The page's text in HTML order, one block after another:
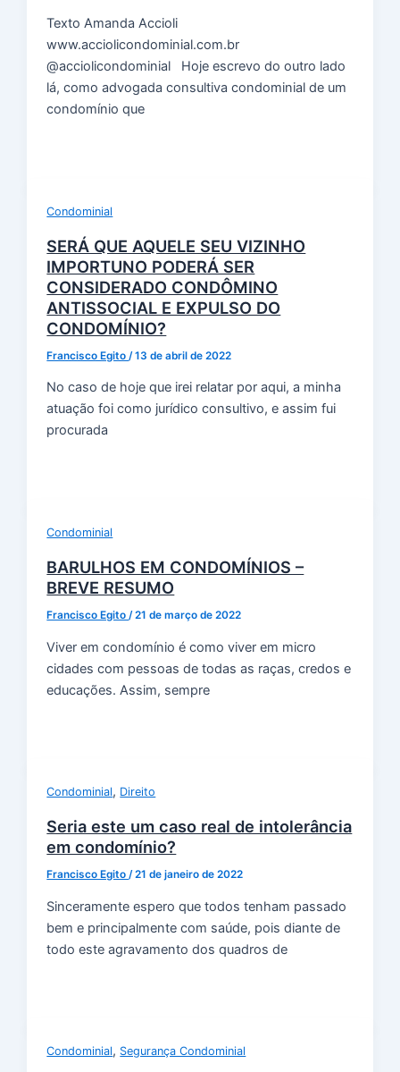
Texto Amanda Accioli
www.acciolicondominial.com.br
@acciolicondominial Hoje escrevo do outro lado
lá, como advogada consultiva condominial de um
condomínio que
Condominial
SERÁ QUE AQUELE SEU VIZINHO
IMPORTUNO PODERÁ SER
CONSIDERADO CONDÔMINO
ANTISSOCIAL E EXPULSO DO
CONDOMÍNIO?
Francisco Egito /13 de abril de 2022
No caso de hoje que irei relatar por aqui, a minha
atuação foi como jurídico consultivo, e assim fui
procurada
Condominial
BARULHOS EM CONDOMÍNIOS –
BREVE RESUMO
Francisco Egito/21 de março de 2022
Viver em condomínio é como viver em micro
cidades com pessoas de todas as raças, credos e
educações. Assim, sempre
Condominial, Direito
Seria este um caso real de intolerância
em condomínio?
Francisco Egito/21 de janeiro de 2022
Sinceramente espero que todos tenham passado
bem e principalmente com saúde, pois diante de
todo este agravamento dos quadros de
Condominial, Segurança Condominial